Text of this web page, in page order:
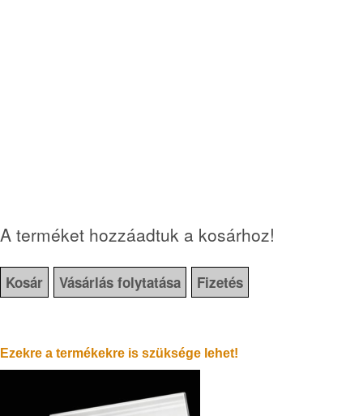
A terméket hozzáadtuk a kosárhoz!
Kosár Vásárlás folytatása Fizetés
Ezekre a termékekre is szüksége lehet!